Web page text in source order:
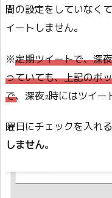
間の設定をしていなく
イートしません。
※定期ツイートで、深
っていても、上記のボ
で、深夜2時にはツイー
曜日にチェックを入れる
しません。